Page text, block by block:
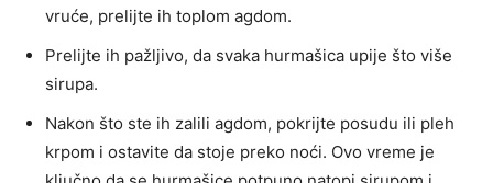
vruće, prelijte ih toplom agdom.
Prelijte ih pažljivo, da svaka hurmašica upije što više
sirupa.
Nakon što ste ih zalili agdom, pokrijte posudu ili pleh
krpom i ostavite da stoje preko noći. Ovo vreme je